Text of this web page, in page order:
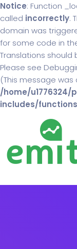
Notice: Function
called incorrectly.
domain was
for some code in
Translations
Please see
(This message was
/home/
includes/